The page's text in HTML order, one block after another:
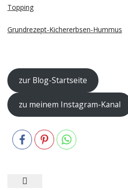
Topping
Grundrezept-Kichererbsen-Hummus
zur Blog-Startseite
zu meinem Instagram-Kanal
Beitragsnavigation